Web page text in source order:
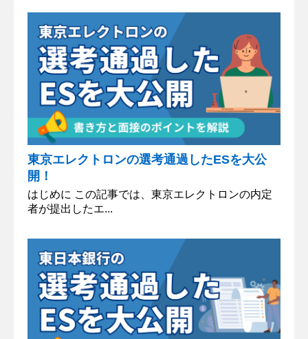
東京エレクトロンの選考通過したESを大公
開！
はじめに この記事では、東京エレクトロンの内定
者が提出したエ...